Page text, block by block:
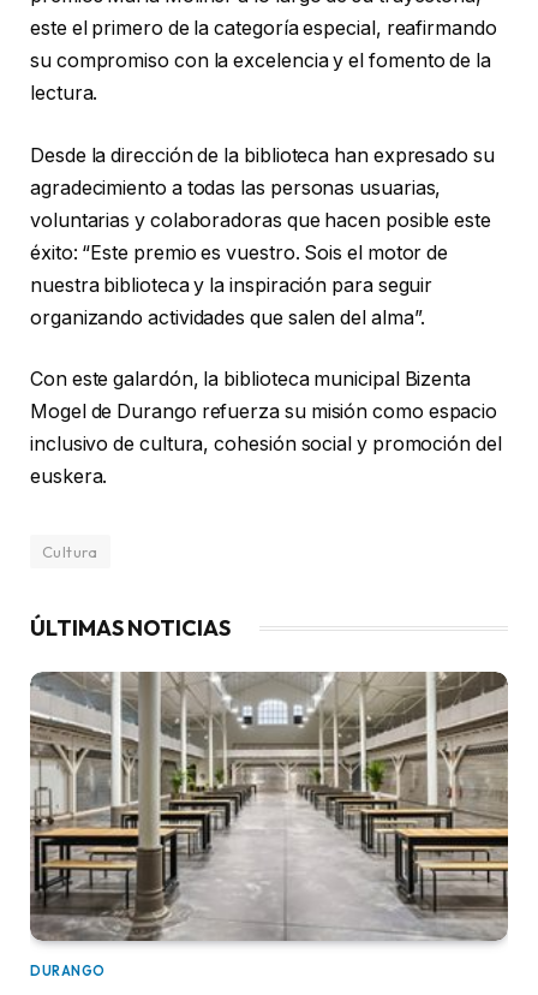
este el primero de la categoría especial, reafirmando
su compromiso con la excelencia y el fomento de la
lectura.
Desde la dirección de la biblioteca han expresado su
agradecimiento a todas las personas usuarias,
voluntarias y colaboradoras que hacen posible este
éxito: “Este premio es vuestro. Sois el motor de
nuestra biblioteca y la inspiración para seguir
organizando actividades que salen del alma”.
Con este galardón, la biblioteca municipal Bizenta
Mogel de Durango refuerza su misión como espacio
inclusivo de cultura, cohesión social y promoción del
euskera.
Cultura
ÚLTIMAS NOTICIAS
DURANGO